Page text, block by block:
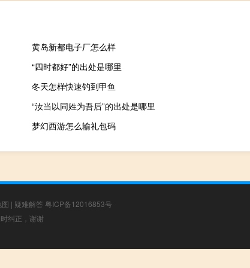
黄岛新都电子厂怎么样
“四时都好”的出处是哪里
冬天怎样快速钓到甲鱼
“汝当以同姓为吾后”的出处是哪里
梦幻西游怎么输礼包码
| 疑难解答 粤ICP备12016853号
纠正，谢谢